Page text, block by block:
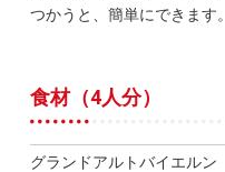
つかうと、簡単にできます。
食材（4人分）
グランドアルトバイエルン